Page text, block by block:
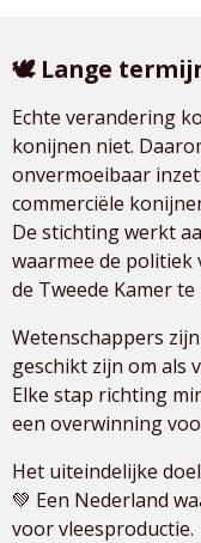
🕊️ Lange
Echte verandering
konijnen niet.
onvermoeibaar
commerciële
De stichting werkt
waarmee de
de Tweede Kamer
Wetenschappers
geschikt zijn om als
Elke stap richting
een overwinning
Het uiteindelijke
💚 Een Nederland
voor vleesproductie.